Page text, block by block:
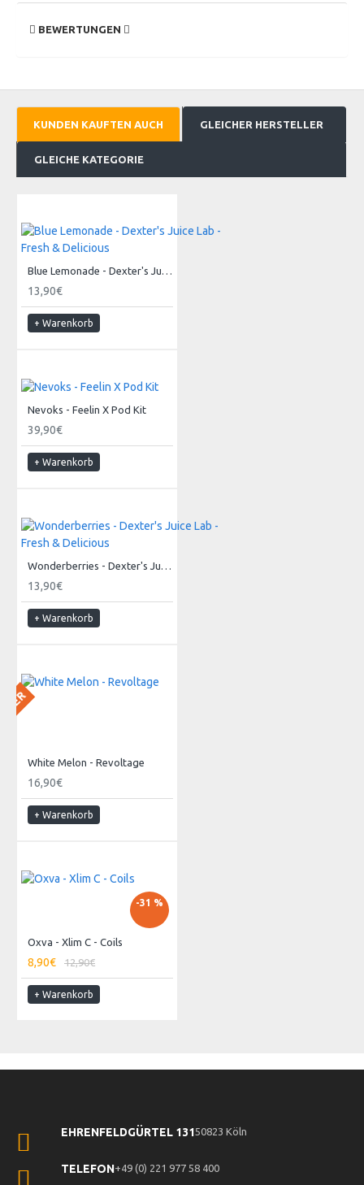
BEWERTUNGEN
KUNDEN KAUFTEN AUCH GLEICHER HERSTELLER
GLEICHE KATEGORIE
Blue Lemonade - Dexter's Juice Lab - Fresh & Delicious
13,90€
+ Warenkorb
Nevoks - Feelin X Pod Kit
39,90€
+ Warenkorb
Wonderberries - Dexter's Juice Lab - Fresh & Delicious
13,90€
+ Warenkorb
White Melon - Revoltage
16,90€
+ Warenkorb
-31 %
Oxva - Xlim C - Coils
8,90€ 12,90€
+ Warenkorb
EHRENFELDGÜRTEL 13150823 Köln
TELEFON+49 (0) 221 977 58 400